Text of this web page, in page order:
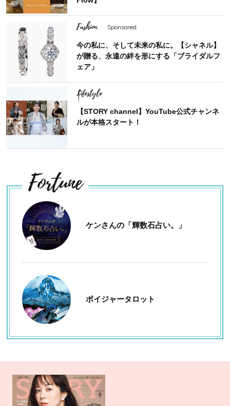
Fashion Sponsored
今の私に、そして未来の私に。【シャネル】
が贈る、永遠の絆を形にする「ブライダルフ
ェア」
Lifestyle
【STORY channel】YouTube公式チャンネ
ルが本格スタート！
Fortune
ケンさんの「輝数石占い。」
ボイジャータロット